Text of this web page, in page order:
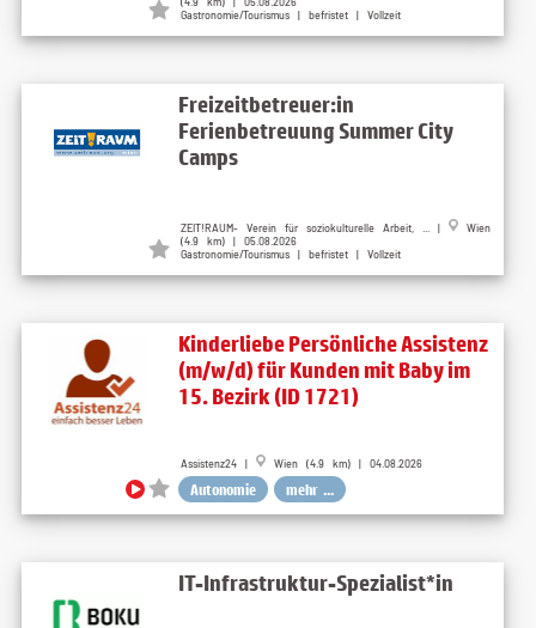
Gastronomie/Tourismus | befristet | Vollzeit
Freizeitbetreuer:in
Ferienbetreuung Summer City
Camps
ZEIT!RAUM- Verein für soziokulturelle Arbeit, ... |
Wien
(4.9 km) | 05.08.2026
Gastronomie/Tourismus | befristet | Vollzeit
Kinderliebe Persönliche Assistenz
(m/w/d) für Kunden mit Baby im
15. Bezirk (ID 1721)
Assistenz24 | Wien (4.9 km) | 04.08.2026
Autonomie mehr ...
IT-Infrastruktur-Spezialist*in